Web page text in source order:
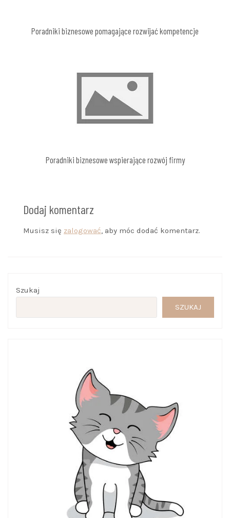
Poradniki biznesowe pomagające rozwijać kompetencje
Poradniki biznesowe wspierające rozwój firmy
Dodaj komentarz
Musisz się zalogować, aby móc dodać komentarz.
Szukaj
SZUKAJ